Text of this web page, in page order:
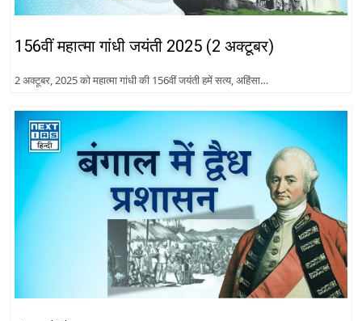
156वीं महात्मा गांधी जयंती 2025 (2 अक्टूबर)
2 अक्टूबर, 2025 को महात्मा गांधी की 156वीं जयंती हमें सत्य, अहिंसा…